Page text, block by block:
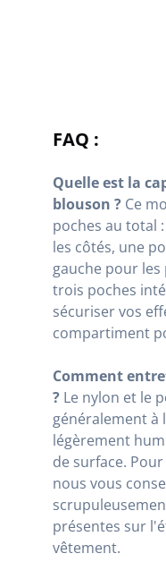
FAQ :
Quelle est la
blouson ? Ce
poches au total
les côtés, une
gauche pour
trois poches
sécuriser vos
compartiment
Comment
? Le nylon et le
généralement
légèrement
de surface.
nous vous
présentes sur
vêtement.